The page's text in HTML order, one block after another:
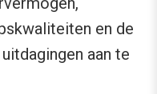
en de
aan te